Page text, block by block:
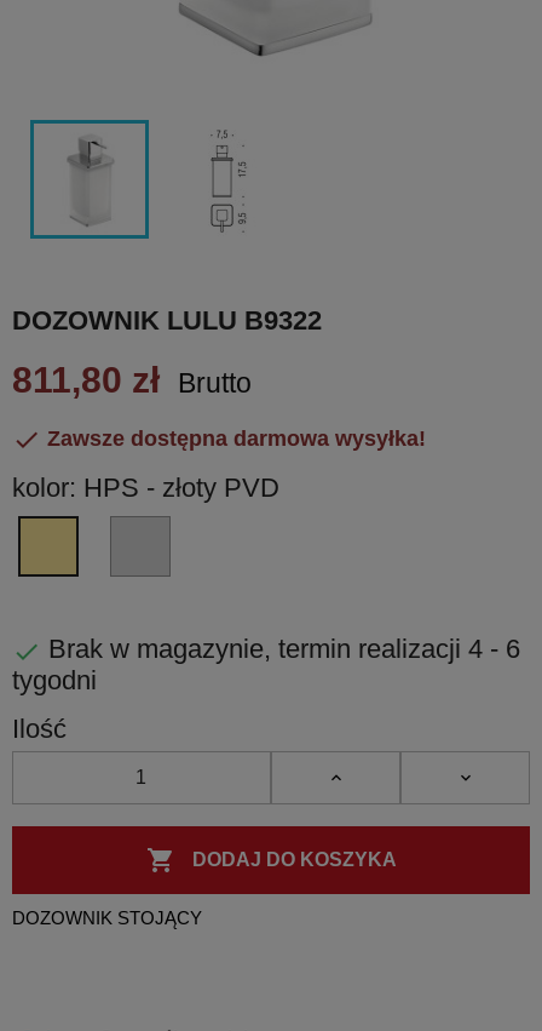
DOZOWNIK LULU B9322
811,80 zł Brutto
 Zawsze dostępna darmowa wysyłka!
kolor: HPS - złoty PVD
 Brak w magazynie, termin realizacji 4 - 6
tygodni
Ilość
 DODAJ DO KOSZYKA
DOZOWNIK STOJĄCY